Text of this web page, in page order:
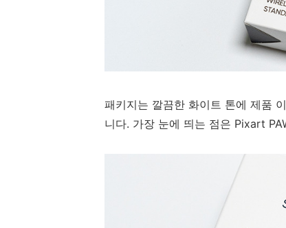
패키지는 깔끔한 화이트 톤에 제품
니다. 가장 눈에 띄는 점은 Pixart